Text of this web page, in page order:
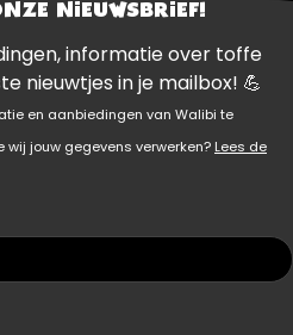
NIEUWSBRIEF!
informatie over toffe
nieuwtjes in je mailbox! 💪
en aanbiedingen van Walibi te
wij jouw gegevens verwerken? Lees de